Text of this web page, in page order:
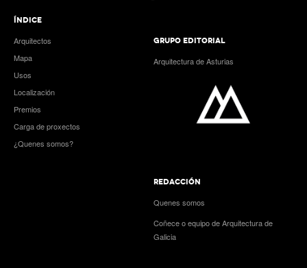
ÍNDICE
Arquitectos
Mapa
Usos
Localización
Premios
Carga de proxectos
¿Quenes somos?
GRUPO EDITORIAL
Arquitectura de Asturias
REDACCIÓN
Quenes somos
Coñece o equipo de Arquitectura de
Galicia